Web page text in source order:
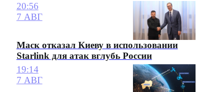
20:56
7 АВГ
Маск отказал Киеву в использовании
Starlink для атак вглубь России
19:14
7 АВГ